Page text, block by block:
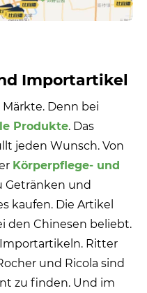
Importartikel
Denn bei
Produkte. Das
jeden Wunsch. Von
Körperpflege- und
Getränken und
kaufen. Die Artikel
den Chinesen beliebt.
Ritter
und Ricola sind
zu finden. Und im